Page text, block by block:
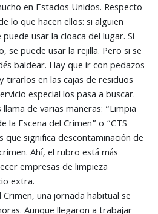
en Estados Unidos. Respecto
lo que hacen ellos: si alguien
usar la cloaca del lugar. Si
se puede usar la rejilla. Pero si se
baldear. Hay que ir con pedazos
tirarlos en las cajas de residuos
especial los pasa a buscar.
de varias maneras: “Limpia
la Escena del Crimen” o “CTS
que significa descontaminación de
Ahí, el rubro está más
empresas de limpieza
extra.
una jornada habitual se